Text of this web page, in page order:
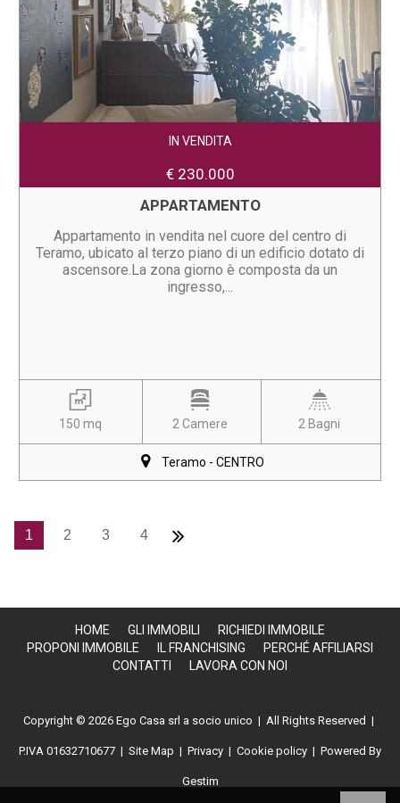
IN VENDITA
€ 230.000
APPARTAMENTO
Appartamento in vendita nel cuore del centro di
Teramo, ubicato al terzo piano di un edificio dotato di
ascensore.La zona giorno è composta da un
ingresso,...
150 mq 2 Camere 2 Bagni
Teramo - CENTRO
1 2 3 4
HOME GLI IMMOBILI
RICHIEDI IMMOBILE
PROPONI IMMOBILE
IL FRANCHISING
PERCHÉ AFFILIARSI
CONTATTI
LAVORA CON NOI
Copyright © 2026 Ego Casa srl a socio unico | All Rights Reserved |
P.IVA 01632710677 | Site Map | Privacy | Cookie policy | Powered By
Gestim